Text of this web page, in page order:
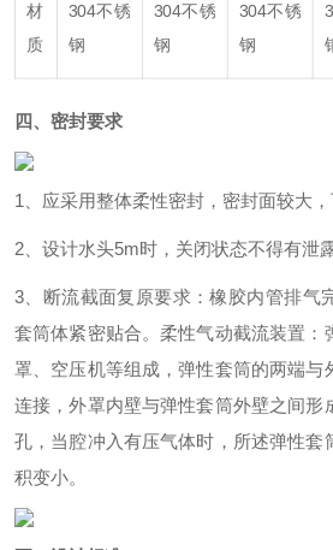
材
质
304不锈
钢
304不锈
钢
304不锈
钢
四、密封要求
1、应采用整体柔性密封，密封面较大，
2、设计水头5m时，关闭状态不得有泄
3、断流截面复原要求：橡胶内管排气
套筒体紧密贴合。柔性气动截流装置：
罩、空压机等组成，弹性套筒的两端与
连接，外罩内壁与弹性套筒外壁之间形
孔，当腔冲入有压气体时，所述弹性套
积变小。